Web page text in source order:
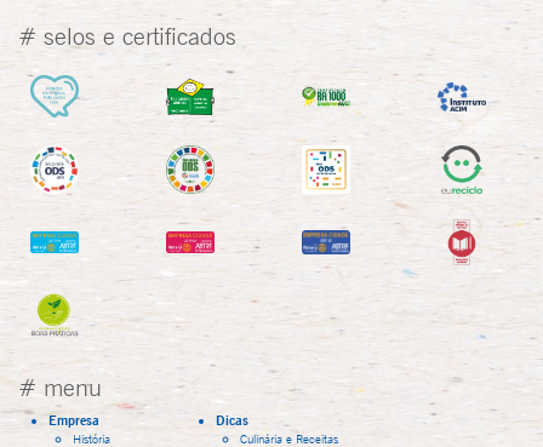
# selos e certificados
# menu
Empresa
História
Dicas
Culinária e Receitas